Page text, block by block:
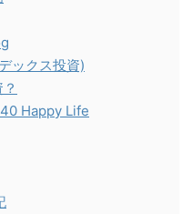
ックス投資)
Happy Life